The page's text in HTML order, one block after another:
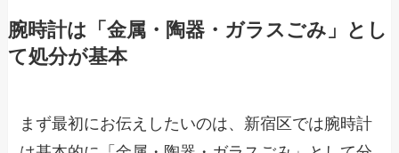
腕時計は「金属・陶器・ガラスごみ」とし
て処分が基本
まず最初にお伝えしたいのは、新宿区では腕時計